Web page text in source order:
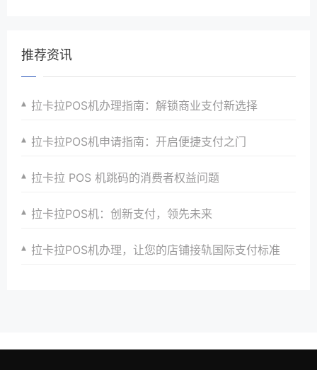
推荐资讯
拉卡拉POS机办理指南：解锁商业支付新选择
拉卡拉POS机申请指南：开启便捷支付之门
拉卡拉 POS 机跳码的消费者权益问题
拉卡拉POS机：创新支付，领先未来
拉卡拉POS机办理，让您的店铺接轨国际支付标准